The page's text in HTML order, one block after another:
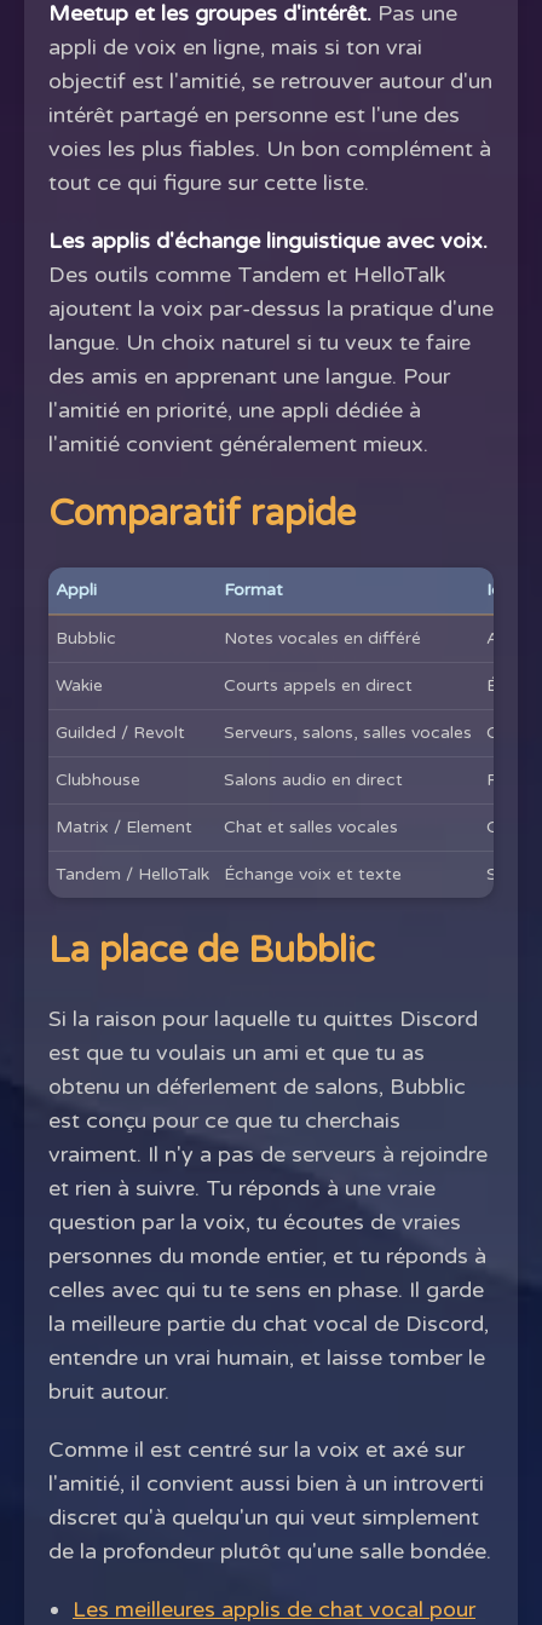
Meetup et les groupes d'intérêt. Pas une
appli de voix en ligne, mais si ton vrai
objectif est l'amitié, se retrouver autour d'un
intérêt partagé en personne est l'une des
voies les plus fiables. Un bon complément à
tout ce qui figure sur cette liste.
Les applis d'échange linguistique avec voix.
Des outils comme Tandem et HelloTalk
ajoutent la voix par-dessus la pratique d'une
langue. Un choix naturel si tu veux te faire
des amis en apprenant une langue. Pour
l'amitié en priorité, une appli dédiée à
l'amitié convient généralement mieux.
Comparatif rapide
Appli Format Idéal
Bubblic Notes vocales en différé Amitié
Wakie Courts appels en direct
Guilded / Revolt Serveurs, salons, salles vocales
Clubhouse Salons audio en direct
Matrix / Element Chat et salles vocales
Tandem / HelloTalk Échange voix et texte Se
La place de Bubblic
Si la raison pour laquelle tu quittes Discord
est que tu voulais un ami et que tu as
obtenu un déferlement de salons, Bubblic
est conçu pour ce que tu cherchais
vraiment. Il n'y a pas de serveurs à rejoindre
et rien à suivre. Tu réponds à une vraie
question par la voix, tu écoutes de vraies
personnes du monde entier, et tu réponds à
celles avec qui tu te sens en phase. Il garde
la meilleure partie du chat vocal de Discord,
entendre un vrai humain, et laisse tomber le
bruit autour.
Comme il est centré sur la voix et axé sur
l'amitié, il convient aussi bien à un introverti
discret qu'à quelqu'un qui veut simplement
de la profondeur plutôt qu'une salle bondée.
Les meilleures applis de chat vocal pour